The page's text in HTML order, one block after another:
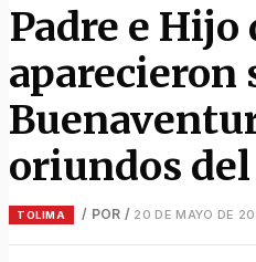
Padre e Hijo
aparecieron
oriundos
TOLIMA / POR / 20 DE MAYO DE